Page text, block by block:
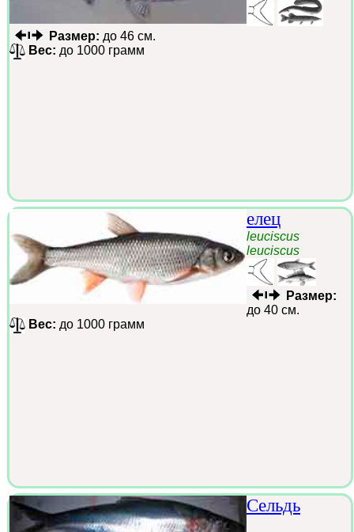
Размер: до 46 см.
Вес: до 1000 грамм
елец
leuciscus
leuciscus
Размер:
до 40 см.
Вес: до 1000 грамм
Сельдь